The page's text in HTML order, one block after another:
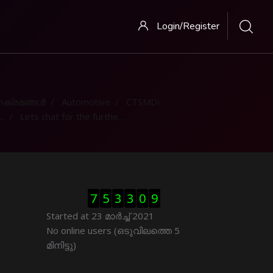
Login/Register
Skip Visitor Counter
7 5 3 3 0 9
Started at 23 മാര്‍ച്ച് 2021
Skip ഓണ്‍ലയിന്‍ ഉപഭൊക്താക്കള്‍
No online users (ഒടുവിലത്തെ 5
മിനിട്ടു)